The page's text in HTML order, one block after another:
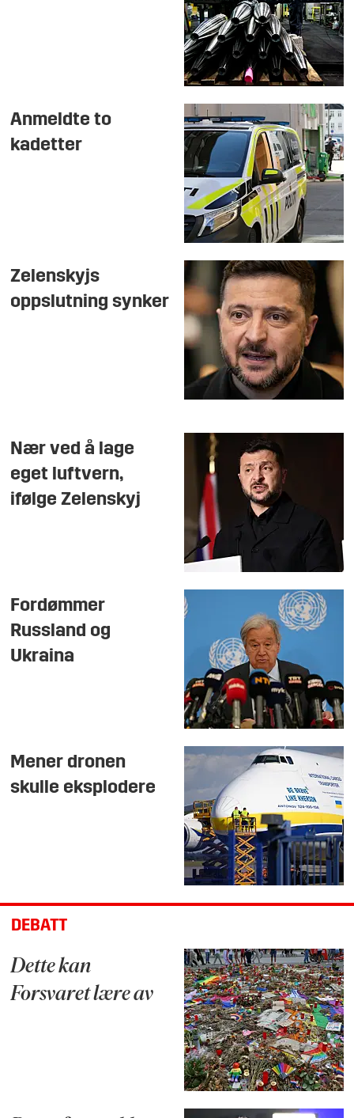
Anmeldte to
kadetter
Zelenskyjs
oppslutning synker
Nær ved å lage
eget luftvern,
ifølge Zelenskyj
Fordømmer
Russland og
Ukraina
Mener dronen
skulle eksplodere
DEBATT
Dette kan
Forsvaret lære av